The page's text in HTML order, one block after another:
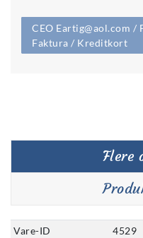
CEO Eartig@aol.com /
Faktura / Kreditkort
Flere
Vare-ID
4529